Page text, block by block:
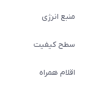
منبع انرژی
سطح کیفیت
اقلام همراه